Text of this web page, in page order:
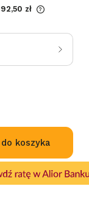
zł
niż 30
cena od
koszyka